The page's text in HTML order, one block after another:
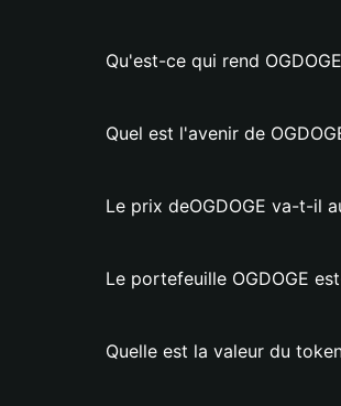
Qu'est-ce qui rend
Quel est l'avenir de
Le prix deOGDOGE va-t-il
Le portefeuille OGDOGE
Quelle est la valeur du